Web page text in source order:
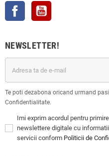
Facebook
NEWSLETTER!
Te poti dezabona oricand urmand
Confidentialitate.
Imi exprim acordul pentru
newslettere digitale cu
servicii conform Politicii de